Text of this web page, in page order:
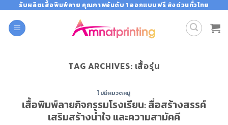
content
รับผลิตเสื้อพิมพ์ลาย คุณภาพอันดับ 1 ออกแบบฟรี ส่งด่วนทั่วไทย
TAG ARCHIVES: เสื้อรุ่น
ไม่มีหมวดหมู่
เสื้อพิมพ์ลายกิจกรรมโรงเรียน: สื่อสร้างสรรค์
เสริมสร้างน้ำใจ และความสามัคคี